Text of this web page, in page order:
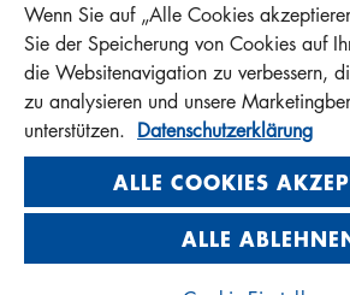
MANN+HUMMEL FT Poland
Sp. z o. o. Sp. k.
ul. Wrocławska 145, 63-800
Privacy Statement
Imprint
Wenn Sie auf „Alle Cookies
Sie der Speicherung von Cookies auf
die Websitenavigation zu verbessern,
zu analysieren und unsere
unterstützen. Datenschutzerklärung
ALLE COOKIES
ALLE